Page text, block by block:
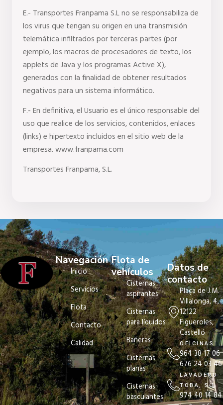
E.- Transportes Franpama S.L no se responsabiliza de
los virus que tengan su origen en una transmisión
telemática infiltrados por terceras partes (por
ejemplo, los macros de procesadores de texto, los
applets de Java y los programas Active X),
generados con la finalidad de obtener resultados
negativos para un sistema informático.
F.- En definitiva, el Usuario es el único responsable del
uso que realice de los servicios, contenidos, enlaces
(links) e hipertexto incluidos en el sitio web de la
empresa. www.franpama.com
Transportes Franpama, S.L.
Navegación
Inicio
Servicios
Flota
Contacto
Calidad
Flota de
vehículos
Cisternas
aspirantes
Cisternas
para líquidos
Bañeras
Cisternas
planas
Cisternas
basculantes
Datos de
contacto
Plaça de J.M.
Villalonga, 4,
12122
Figueroles,
Castelló
OFICINAS
964 38 17 06
676 24 03 46
LAVADERO
TOBA, S.L
974 40 14 84